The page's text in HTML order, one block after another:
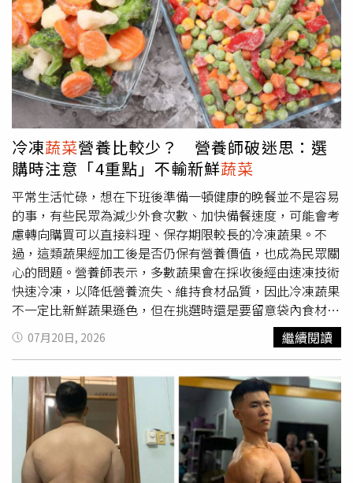
終僅流於形式，未能真正解決問題。他並表示，希望行政院
提出修法版本時，不要直接沿用國民黨團已完成的內容，認
為行政部門擁有完整行政資源，修法進度卻落後在野黨，難
以向社會交代。國民黨立委羅智強則在記者會中點名多名民
進黨及政府人士，批評其近期針對食安事件的相關發言及應
對方式，認為未能有效回應社會關切。國民黨立委游顥表
示，食品安全應採取零容忍態度，政府至今仍未向社會清楚
說明一級致癌物苯駢芘的來源與形成原因，呼籲相關單位儘
速完成調查並公開結果，讓民眾了解事件真相，重建社會對
食安管理的信心。
冷凍蔬菜營養比較少？ 營養師破迷思：選
購時注意「4重點」不輸新鮮蔬菜
平常生活忙碌，想在下班後準備一頓健康的晚餐並不是容易
的事，有些民眾為減少外食次數、加快備餐速度，可能會考
慮轉向購買可以直接料理、保存期限較長的冷凍蔬果。不
過，這類蔬果經加工後是否仍保有營養價值，也成為民眾關
心的問題。營養師表示，多數蔬果會在採收後經由速凍技術
快速冷凍，以降低營養流失、維持食材品質，因此冷凍蔬果
不一定比新鮮蔬果遜色，但在挑選時還是要留意袋內食材是
否有明顯冷凍成一團，以及是否有額外添加調味料等，以便
在兼顧便利性的同時，透過健康的方式增加日常的蔬果攝取
量。冷凍技術助保留營養 2情況要留意澳洲斯威本科技大
學（Swinburne University of Technology）營養學
Margaret Murray資深講師日前透過外媒The Conversation
指出，冷凍蔬菜
主要透過低溫延緩腐敗，且目前食品加工業
在處理蔬果時，可使用較低的溫度完成殺菌過程，幫助蔬果
保持色澤、口感與營養成分。不過在冷凍保存的過程中，食
07月20日, 2026 繼續閱讀